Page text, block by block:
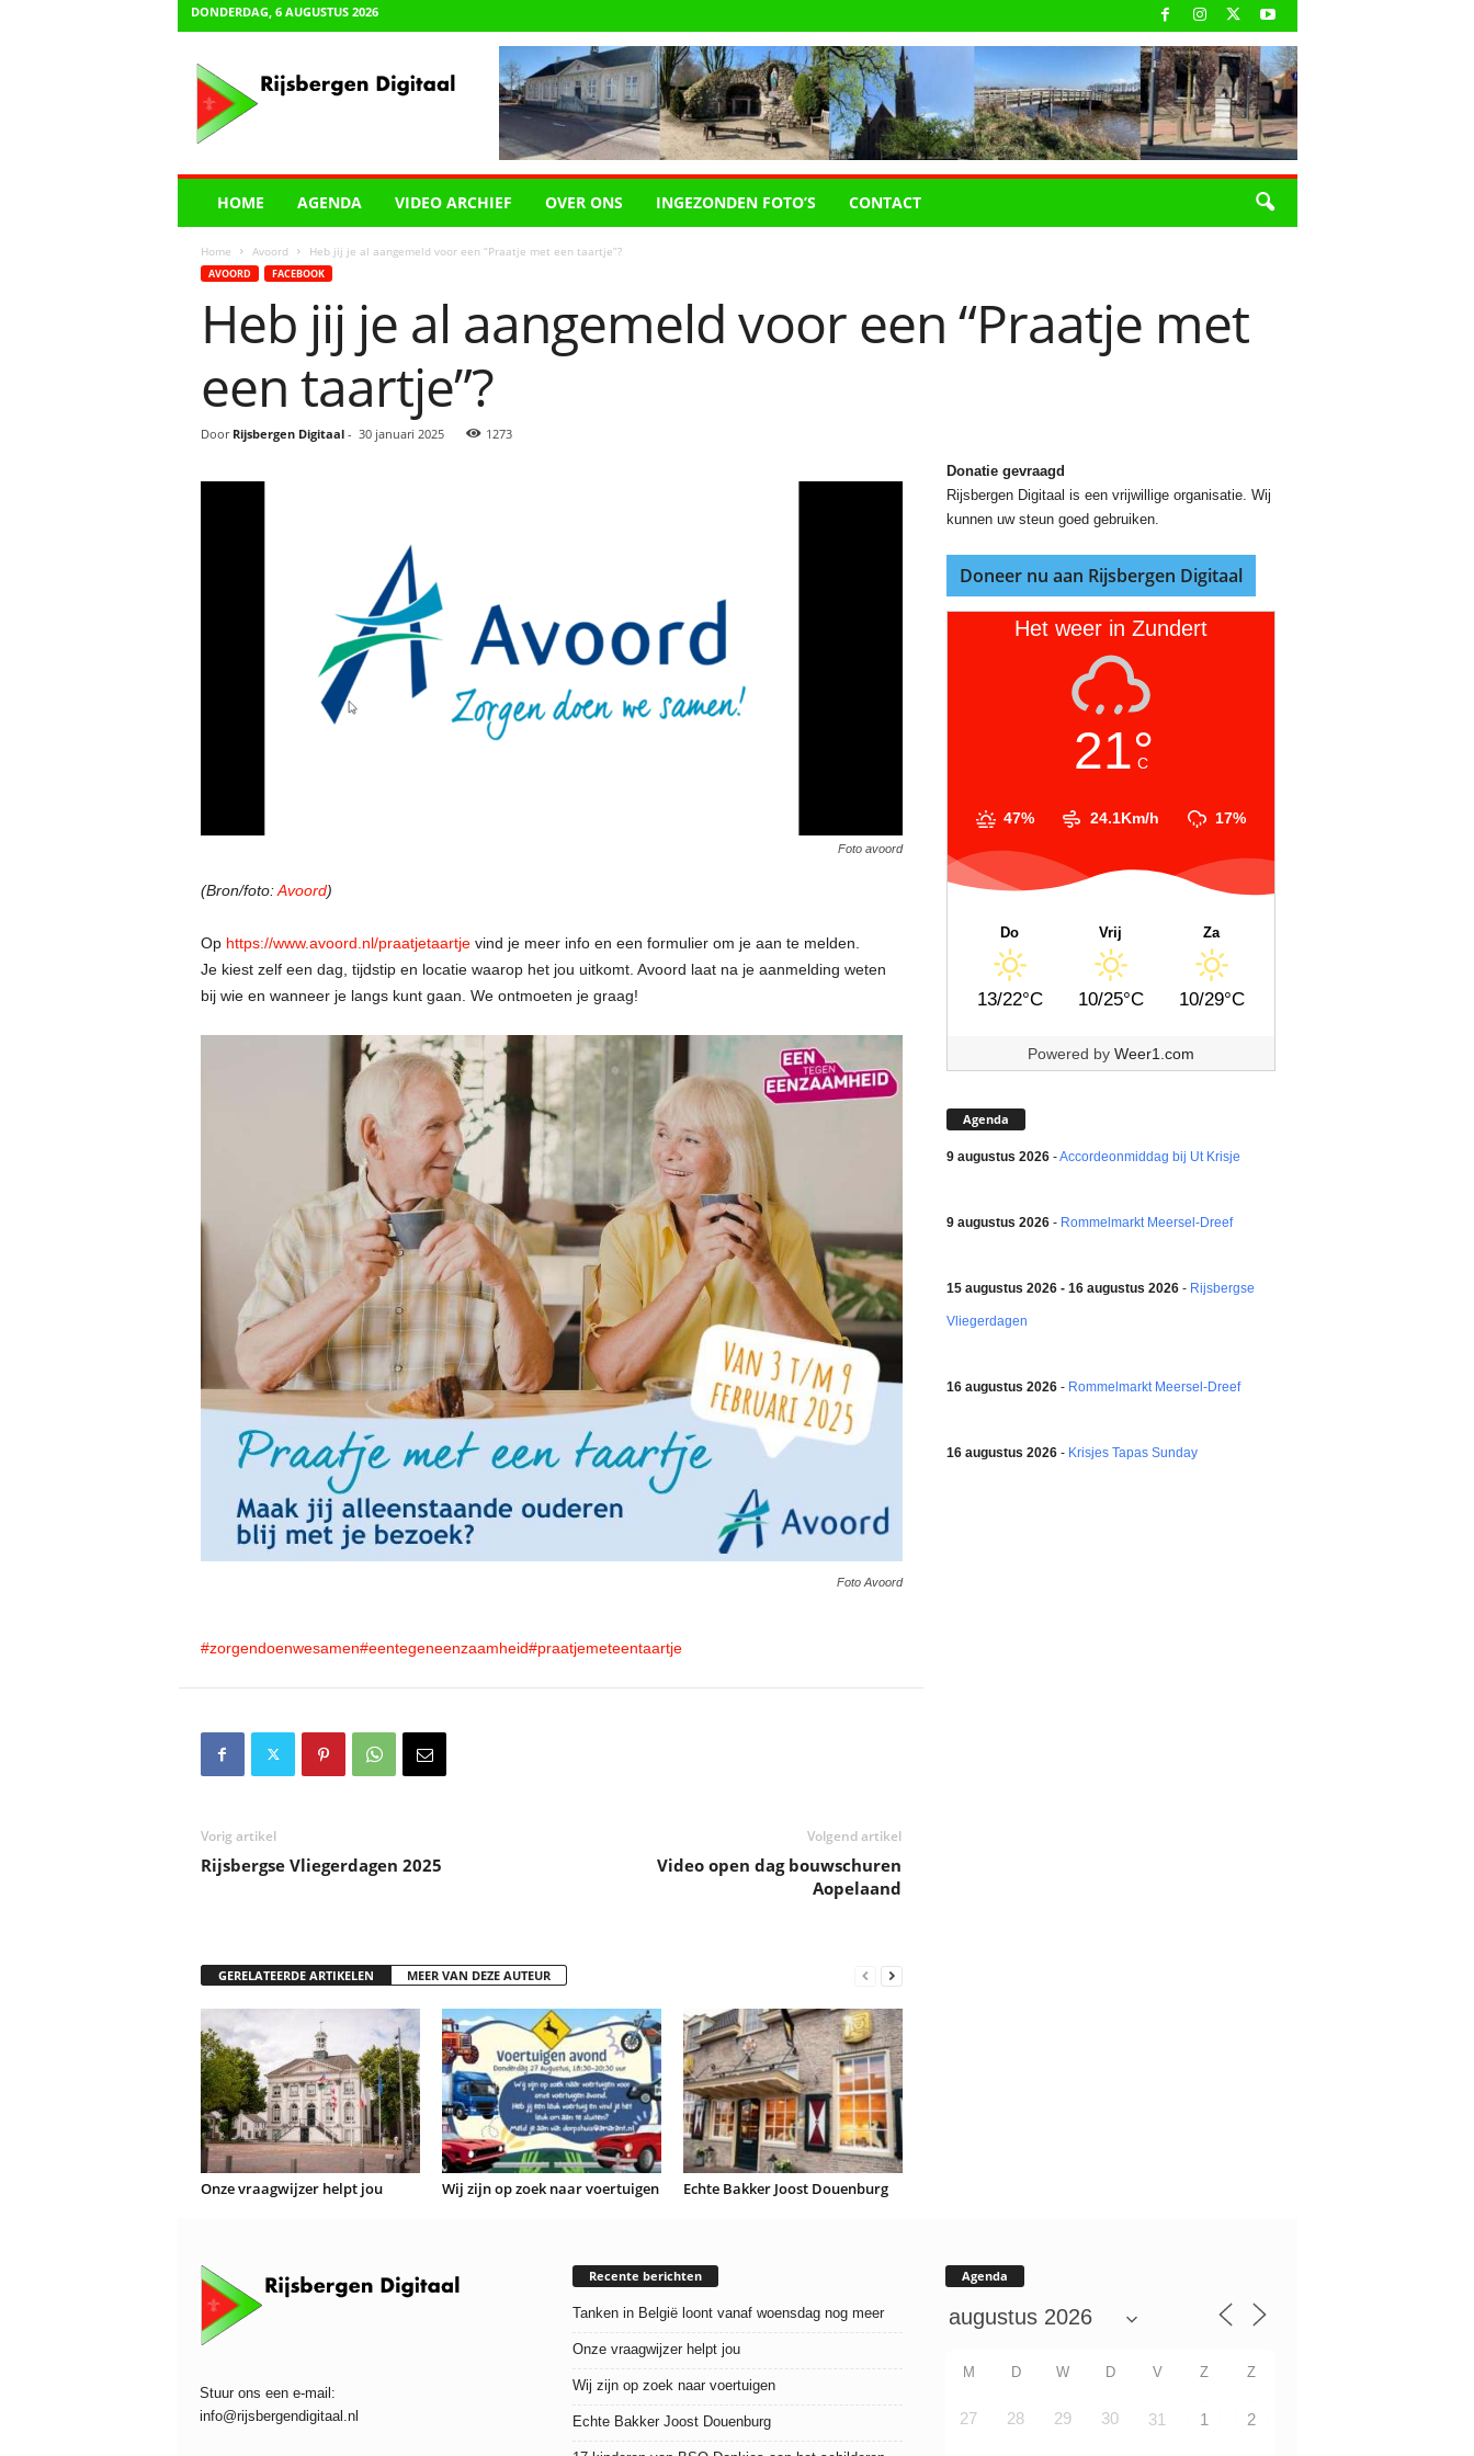
DONDERDAG, 6 AUGUSTUS 2026
HOME AGENDA VIDEO ARCHIEF OVER ONS INGEZONDEN FOTO’S CONTACT
Home Avoord Heb jij je al aangemeld voor een “Praatje met een taartje”?
AVOORD FACEBOOK
Heb jij je al aangemeld voor een “Praatje met
een taartje”?
Door Rijsbergen Digitaal- 30 januari 2025 1273
Foto avoord
(Bron/foto:Avoord)
Op https://www.avoord.nl/praatjetaartjevind je meer info en een formulier om je aan te melden.
Je kiest zelf een dag, tijdstip en locatie waarop het jou uitkomt. Avoord laat na je aanmelding weten
bij wie en wanneer je langs kunt gaan. We ontmoeten je graag!
Foto Avoord
#zorgendoenwesamen#eentegeneenzaamheid#praatjemeteentaartje
Vorig artikel
Rijsbergse Vliegerdagen 2025
Volgend artikel
Video open dag bouwschuren
Aopelaand
GERELATEERDE ARTIKELEN MEER VAN DEZE AUTEUR
Onze vraagwijzer helpt jou Wij zijn op zoek naar voertuigen Echte Bakker Joost Douenburg
Donatie gevraagd
Rijsbergen Digitaal is een vrijwillige organisatie. Wij
kunnen uw steun goed gebruiken.
Doneer nu aan Rijsbergen Digitaal
Het weer in Zundert
21°
C
47% 24.1Km/h 17%
Do
13/22°C
Vrij
10/25°C
Za
10/29°C
Powered by Weer1.com
Agenda
9 augustus 2026-Accordeonmiddag bij Ut Krisje
9 augustus 2026- Rommelmarkt Meersel-Dreef
15 augustus 2026 - 16 augustus 2026- Rijsbergse
Vliegerdagen
16 augustus 2026- Rommelmarkt Meersel-Dreef
16 augustus 2026- Krisjes Tapas Sunday
Stuur ons een e-mail:
info@rijsbergendigitaal.nl
Recente berichten
Tanken in België loont vanaf woensdag nog meer
Onze vraagwijzer helpt jou
Wij zijn op zoek naar voertuigen
Echte Bakker Joost Douenburg
Agenda
M D W D V Z Z
27 28 29 30 31 1 2